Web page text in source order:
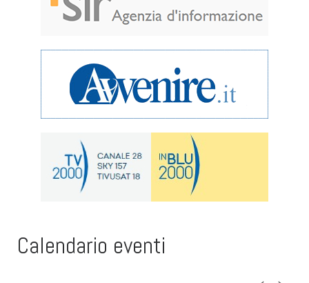
Calendario eventi